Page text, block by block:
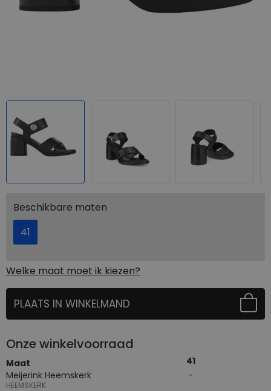
Beschikbare maten
41
Welke maat moet ik kiezen?
PLAATS IN WINKELMAND
Onze winkelvoorraad
Maat
41
Meijerink Heemskerk
HEEMSKERK